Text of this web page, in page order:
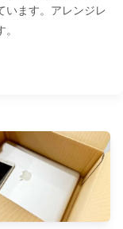
います。アレンジレ